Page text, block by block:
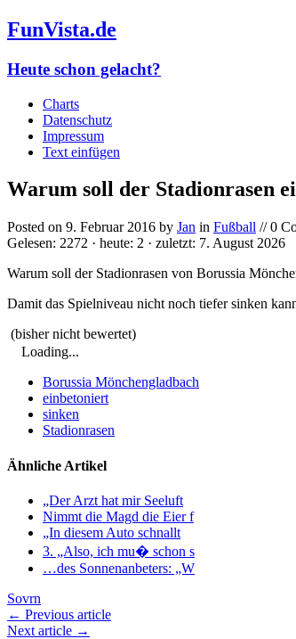
FunVista.de
Heute schon gelacht?
Charts
Datenschutz
Impressum
Text einfügen
Warum soll der Stadionrasen
Posted on 9. Februar 2016 by Jan in Fußball // 0
Gelesen: 2272 · heute: 2 · zuletzt: 7. August 2026
Warum soll der Stadionrasen von Borussia
Damit das Spielniveau nicht noch tiefer sinken
(bisher nicht bewertet)
Loading...
Borussia Mönchengladbach
einbetoniert
sinken
Stadionrasen
Ähnliche Artikel
„Der Arzt hat mir Seeluft
Nimmt die Magd die Eier f
„In diesem Auto schnallt
3. „Also, ich mu� schon s
…des Sonnenanbeters: „W
Sovrn
← Previous article
Next article →